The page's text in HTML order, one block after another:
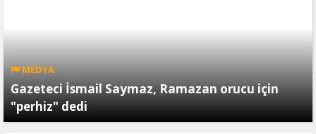
MEDYA
Gazeteci İsmail Saymaz, Ramazan orucu için
"perhiz" dedi